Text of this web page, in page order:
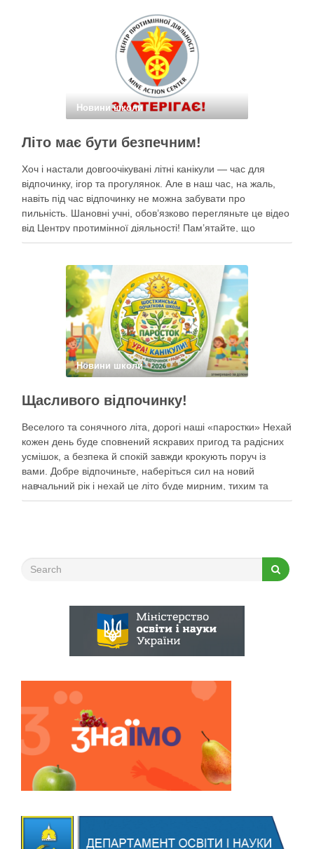
Новини школи
Літо має бути безпечним!
Хоч і настали довгоочікувані літні канікули — час для
відпочинку, ігор та прогулянок. Але в наш час, на жаль,
навіть під час відпочинку не можна забувати про
пильність. Шановні учні, обов’язково перегляньте це відео
від Центру протимінної діяльності! Пам’ятайте, що
небезпека може ховатися будь-де, тому під час
Новини школи
Щасливого відпочинку!
Веселого та сонячного літа, дорогі наші «паростки» Нехай
кожен день буде сповнений яскравих пригод та радісних
усмішок, а безпека й спокій завжди крокують поруч із
вами. Добре відпочиньте, наберіться сил на новий
навчальний рік і нехай це літо буде мирним, тихим та
найщасливішим!